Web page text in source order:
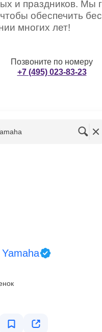
и праздников. Мы
обеспечить
многих лет!
Позвоните по номеру
+7 (495) 023-83-23